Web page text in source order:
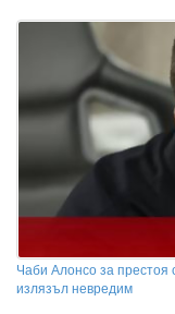
Чаби Алонсо за
излязъл невредим